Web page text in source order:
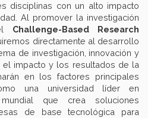
disciplinas con un alto impacto
Al promover la investigación
Challenge-Based Research
directamente al desarrollo
de investigación, innovación y
el impacto y los resultados de la
en los factores principales
una universidad líder en
que crea soluciones
de base tecnológica para